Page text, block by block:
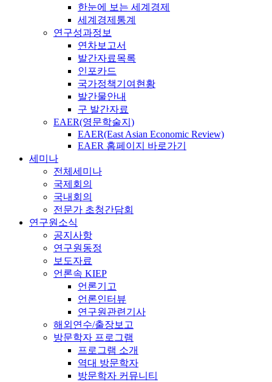
한눈에 보는 세계경제
세계경제통계
연구성과정보
연차보고서
발간자료목록
인포카드
국가정책기여현황
발간물안내
구 발간자료
EAER(영문학술지)
EAER(East Asian Economic Review)
EAER 홈페이지 바로가기
세미나
전체세미나
국제회의
국내회의
전문가 초청간담회
연구원소식
공지사항
연구원동정
보도자료
언론속 KIEP
언론기고
언론인터뷰
연구원관련기사
해외연수/출장보고
방문학자 프로그램
프로그램 소개
역대 방문학자
방문학자 커뮤니티